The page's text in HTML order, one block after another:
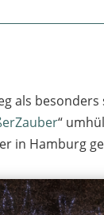
als
“
in Hamburg